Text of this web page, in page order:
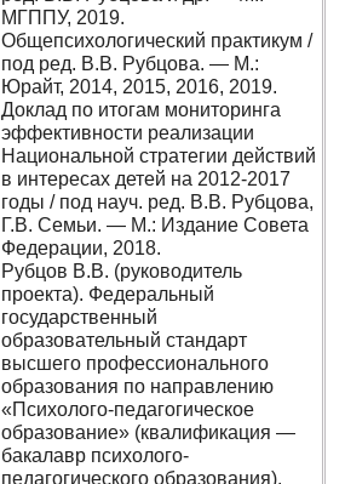
МГППУ, 2019.
Общепсихологический практикум /
под ред. В.В. Рубцова. — М.:
Юрайт, 2014, 2015, 2016, 2019.
Доклад по итогам мониторинга
эффективности реализации
Национальной стратегии действий
в интересах детей на 2012-2017
годы / под науч. ред. В.В. Рубцова,
Г.В. Семьи. — М.: Издание Совета
Федерации, 2018.
Рубцов В.В. (руководитель
проекта). Федеральный
государственный
образовательный стандарт
высшего профессионального
образования по направлению
«Психолого-педагогическое
образование» (квалификация —
бакалавр психолого-
педагогического образования).